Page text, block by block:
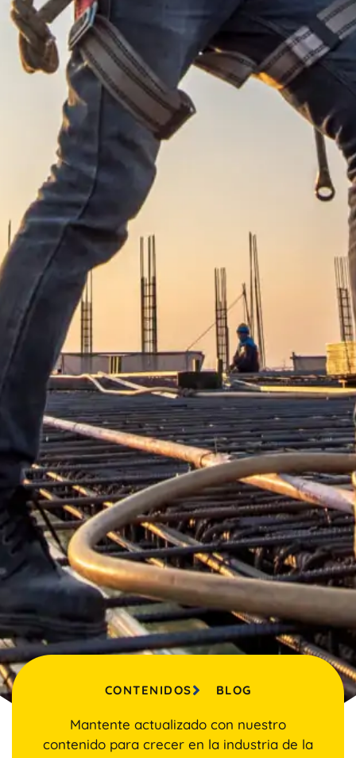
CONTENIDOS BLOG
Mantente actualizado con nuestro
contenido para crecer en la industria de la